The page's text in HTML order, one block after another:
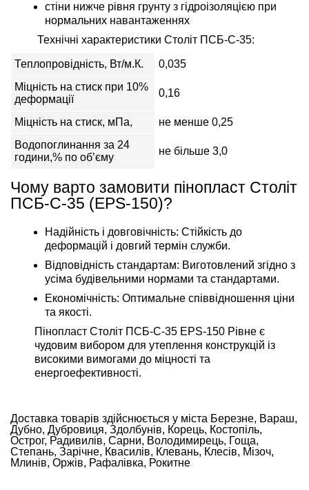
стіни нижче рівня грунту з гідроізоляцією при
нормальних навантаженнях
Технічні характеристики Століт ПСБ-С-35:
Теплопровідність, Вт/м.К.
0,035
Міцність на стиск при 10%
деформації
0,16
Міцність на стиск, мПа,
не менше 0,25
Водопоглинання за 24
години,% по об’єму
не більше 3,0
Чому варто замовити пінопласт Століт
ПСБ-С-35 (EPS-150)?
Надійність і довговічність: Стійкість до
деформацій і довгий термін служби.
Відповідність стандартам: Виготовлений згідно з
усіма будівельними нормами та стандартами.
Економічність: Оптимальне співвідношення ціни
та якості.
Пінопласт Століт ПСБ-С-35 EPS-150 Рівне є
чудовим вибором для утеплення конструкцій із
високими вимогами до міцності та
енергоефективності.
Доставка товарів здійснюється у міста Березне, Вараш,
Дубно, Дубровиця, Здолбунів, Корець, Костопіль,
Острог, Радивилів, Сарни, Володимирець, Гоща,
Степань, Зарічне, Квасилів, Клевань, Клесів, Мізоч,
Млинів, Оржів, Рафалівка, Рокитне